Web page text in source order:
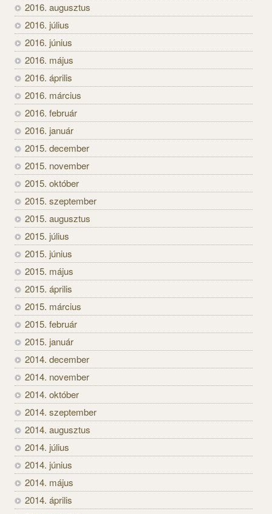
2016. augusztus
2016. július
2016. június
2016. május
2016. április
2016. március
2016. február
2016. január
2015. december
2015. november
2015. október
2015. szeptember
2015. augusztus
2015. július
2015. június
2015. május
2015. április
2015. március
2015. február
2015. január
2014. december
2014. november
2014. október
2014. szeptember
2014. augusztus
2014. július
2014. június
2014. május
2014. április